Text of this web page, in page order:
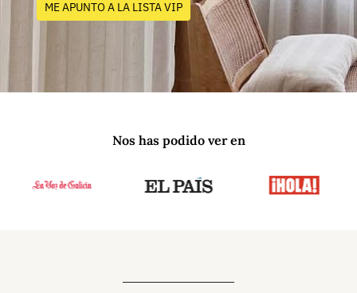
ME APUNTO A LA LISTA VIP
Nos has podido ver en